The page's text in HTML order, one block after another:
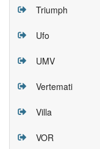
Triumph
Ufo
UMV
Vertemati
Villa
VOR